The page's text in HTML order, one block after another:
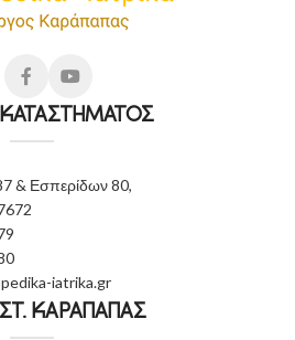
ΚΑΤΑΣΤΗΜΑΤΟΣ
& Εσπερίδων 80,
iatrika.gr
ΚΑΡΑΠΑΠΑΣ